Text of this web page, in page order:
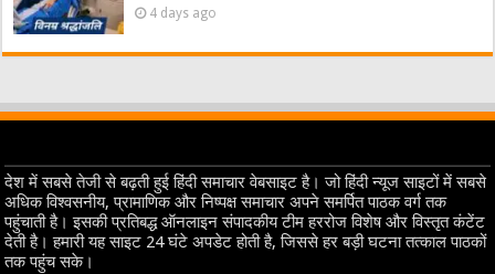
4 days ago
देश में सबसे तेजी से बढ़ती हुई हिंदी समाचार वेबसाइट है। जो हिंदी न्यूज साइटों में सबसे
अधिक विश्वसनीय, प्रामाणिक और निष्पक्ष समाचार अपने समर्पित पाठक वर्ग तक
पहुंचाती है। इसकी प्रतिबद्ध ऑनलाइन संपादकीय टीम हररोज विशेष और विस्तृत कंटेंट
देती है। हमारी यह साइट 24 घंटे अपडेट होती है, जिससे हर बड़ी घटना तत्काल पाठकों
तक पहुंच सके।